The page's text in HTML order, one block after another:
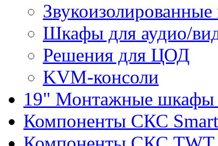
Шкафы для аудио/
Решения для ЦОД
KVM-консоли
19" Монтажные шкафы
Компоненты СКС